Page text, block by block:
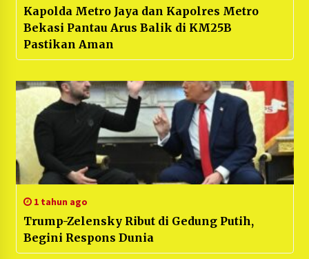
Kapolda Metro Jaya dan Kapolres Metro
Bekasi Pantau Arus Balik di KM25B
Pastikan Aman
1 tahun ago
Trump-Zelensky Ribut di Gedung Putih,
Begini Respons Dunia